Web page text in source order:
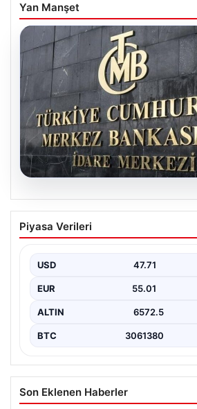
Yan Manşet
05.08.2026
Merkez Bankası Nisan Ayı
Zaman Açıklanacak?
Türkiye Cumhuriyet Merkez Bankası
üzere…
Piyasa Verileri
USD 47.71
EUR 55.01
ALTIN 6572.5
BTC 3061380
Son Eklenen Haberler